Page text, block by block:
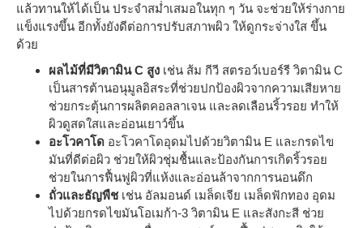
แล้วทานให้ได้เป็น ประจำสม่ำเสมอในทุก ๆ วัน จะช่วยให้ร่างกาย
แข็งแรงขึ้น อีกทั้งยังดีต่อการปรับสภาพผิว ให้ดูกระจ่างใส ขึ้น
ด้วย
ผลไม้ที่มีวิตามิน C สูง เช่น ส้ม กีวี สตรอว์เบอร์รี วิตามิน C
เป็นสารต้านอนุมูลอิสระที่ช่วยปกป้องผิวจากความเสียหาย
ช่วยกระตุ้นการผลิตคอลลาเจน และลดเลือนริ้วรอย ทำให้
ผิวดูสดใสและอ่อนเยาว์ขึ้น
อะโวคาโด อะโวคาโดอุดมไปด้วยวิตามิน E และกรดไข
มันที่ดีต่อผิว ช่วยให้ผิวชุ่มชื้นและป้องกันการเกิดริ้วรอย
ช่วยในการฟื้นฟูผิวที่แห้งและอ่อนล้าจากการนอนดึก
ถั่วและธัญพืชเช่น อัลมอนด์ เมล็ดเจีย เมล็ดฟักทอง อุดม
ไปด้วยกรดไขมันโอเมก้า-3 วิตามิน E และสังกะสี ช่วย